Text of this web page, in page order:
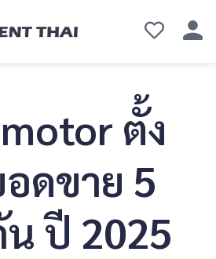
ตั้ง
อดขาย 5
ปี 2025